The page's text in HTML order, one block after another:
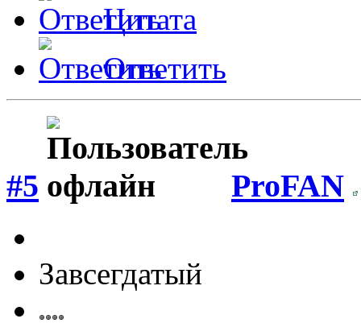
Цитата
Ответить
#5 ProFAN
Завсегдатый